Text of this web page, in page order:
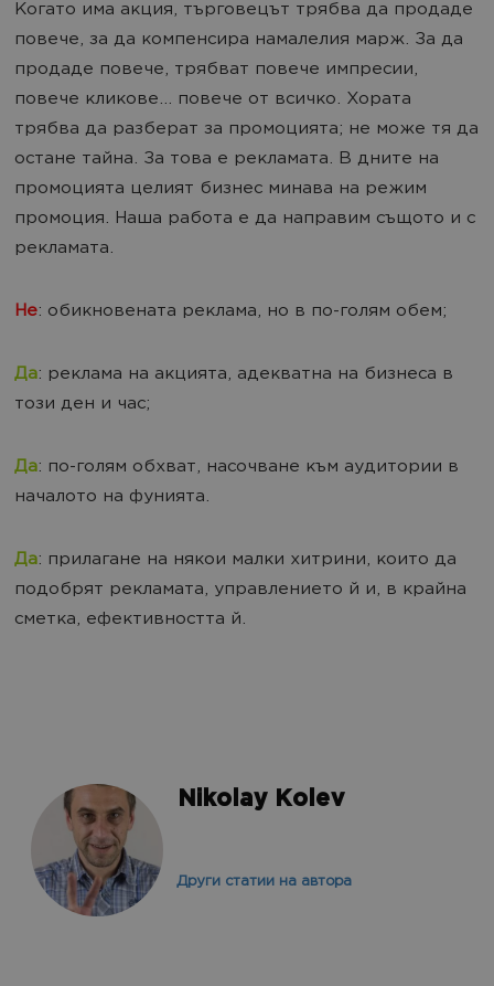
Когато има акция, търговецът трябва да продаде
повече, за да компенсира намалелия марж. За да
продаде повече, трябват повече импресии,
повече кликове… повече от всичко. Хората
трябва да разберат за промоцията; не може тя да
остане тайна. За това е рекламата. В дните на
промоцията целият бизнес минава на режим
промоция. Наша работа е да направим същото и с
рекламата.
Не: обикновената реклама, но в по-голям обем;
Да: реклама на акцията, адекватна на бизнеса в
този ден и час;
Да: по-голям обхват, насочване към аудитории в
началото на фунията.
Да: прилагане на някои малки хитрини, които да
подобрят рекламата, управлението й и, в крайна
сметка, ефективността й.
Nikolay Kolev
Други статии на автора